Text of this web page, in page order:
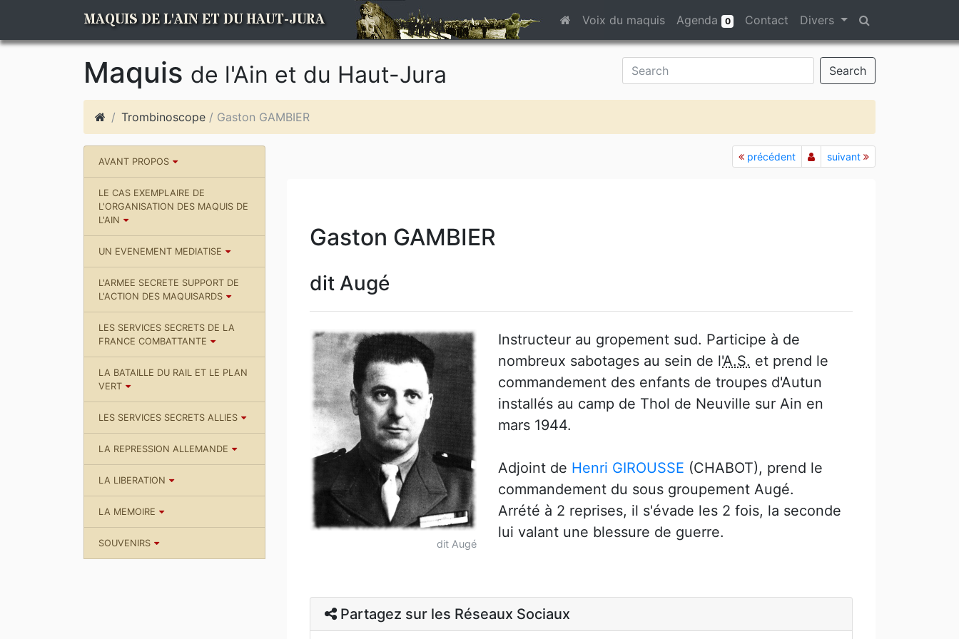
MAQUIS DE L'AIN ET DU HAUT-JURA Voix du maquis Agenda 0 Contact Divers
Search
Maquis de l'Ain et du Haut-Jura
Trombinoscope / Gaston GAMBIER
AVANT PROPOS
LE CAS EXEMPLAIRE DE
L'ORGANISATION DES MAQUIS DE
L'AIN
UN EVENEMENT MEDIATISE
L'ARMEE SECRETE SUPPORT DE
L'ACTION DES MAQUISARDS
LES SERVICES SECRETS DE LA
FRANCE COMBATTANTE
LA BATAILLE DU RAIL ET LE PLAN
VERT
LES SERVICES SECRETS ALLIES
LA REPRESSION ALLEMANDE
LA LIBERATION
LA MEMOIRE
SOUVENIRS
précédent suivant
Gaston GAMBIER
dit Augé
dit Augé
Instructeur au gropement sud. Participe à de
nombreux sabotages au sein de l'A.S. et prend le
commandement des enfants de troupes d'Autun
installés au camp de Thol de Neuville sur Ain en
mars 1944.
Adjoint de Henri GIROUSSE (CHABOT), prend le
commandement du sous groupement Augé.
Arrété à 2 reprises, il s'évade les 2 fois, la seconde
lui valant une blessure de guerre.
Partagez sur les Réseaux Sociaux